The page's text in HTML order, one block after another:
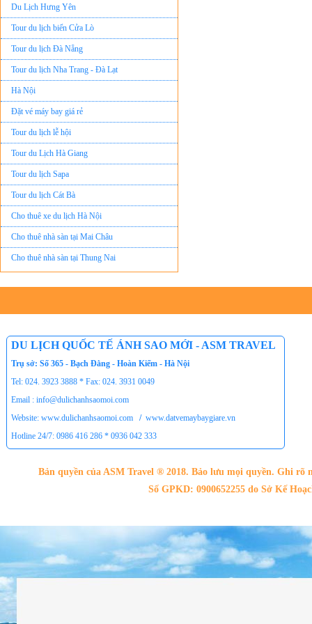
Tour du lịch biển Cửa Lò
Tour du lịch Đà Nẵng
Tour du lịch Nha Trang - Đà Lạt
Hà Nội
Đặt vé máy bay giá rẻ
Tour du lịch lễ hội
Tour du Lịch Hà Giang
Tour du lịch Sapa
Tour du lịch Cát Bà
Cho thuê xe du lịch Hà Nội
Cho thuê nhà sàn tại Mai Châu
Cho thuê nhà sàn tại Thung Nai
Nhà sàn tại Đảo Dừa Thung Nai
Tour du lịch Phú Quốc
Tour du lịch Côn Đảo
ASM Travel - Du lịch Ánh Sao Mới
DU LỊCH QUỐC TẾ ÁNH SAO MỚI - ASM TRAVEL
Trụ sở: Số 365 - Bạch Đằng - Hoàn Kiếm - Hà Nội
Tel: 024. 3923 3888 * Fax: 024. 3931 0049
Email : info@dulichanhsaomoi.com
Website: www.dulichanhsaomoi.com
/ www.datvemaybaygiare.vn
Hotline 24/7: 0986 416 286 * 0936 042 333
Bản quyền của ASM Travel ® 2018. Bảo lưu mọi quyền. Ghi
Số GPKD: 0900652255 do Sở Kế